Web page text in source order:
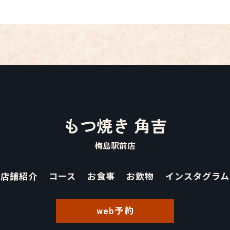
もつ焼き 角吉
梅島駅前店
店舗紹介 コース お食事 お飲物 インスタグラム
web予約